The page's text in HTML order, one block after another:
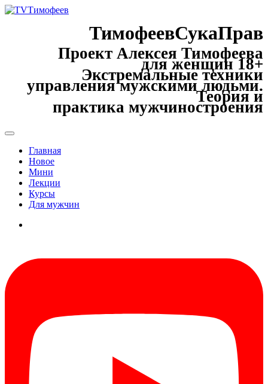
ТимофеевСукаПрав
Проект Алексея Тимофеева
для женщин 18+
Экстремальные техники
управления мужскими людьми.
Теория и
практика мужчиностроения
Главная
Новое
Мини
Лекции
Курсы
Для мужчин